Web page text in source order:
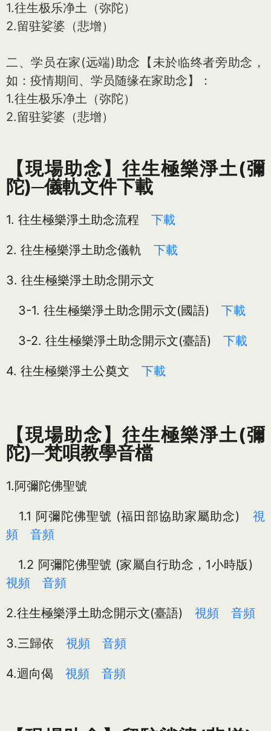
1.往生极乐净土（弥陀）
2.留驻娑婆（悲增）
二、学员在家(远端)助念【未於临终者旁助念，
如：疫情期间、学员随缘在家助念】：
1.往生极乐净土（弥陀）
2.留驻娑婆（悲增）
【現場助念】往生極樂淨土(彌
陀)─儀軌文件下載
1. 往生極樂淨土助念流程 下載
2. 往生極樂淨土助念儀軌 下載
3. 往生極樂淨土助念開示文
3-1. 往生極樂淨土助念開示文(國語) 下載
3-2. 往生極樂淨土助念開示文(臺語) 下載
4. 往生極樂淨土公奠文 下載
【現場助念】往生極樂淨土(彌
陀)─梵唄教學音檔
1.阿彌陀佛聖號
1.1 阿彌陀佛聖號 (福田部協助家屬助念) 視
頻
音頻
1.2 阿彌陀佛聖號 (家屬自行助念，1小時版)
視頻
音頻
2.往生極樂淨土助念開示文(臺語) 視頻 音頻
3.三歸依 視頻 音頻
4.迴向偈 視頻 音頻